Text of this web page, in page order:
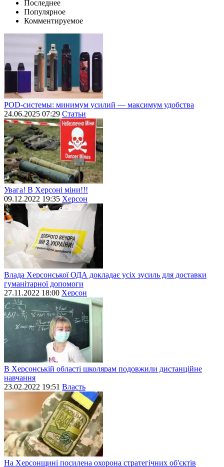
Последнее
Популярное
Комментируемое
POD-системы: минимум усилий — максимум удобства
24.06.2025 07:29 Статьи
Увага! В Херсоні міни!!!
09.12.2022 19:35 Херсон
Влада Херсонської ОДА докладає усіх зусиль для доставки
гуманітарної допомоги
27.11.2022 18:00 Херсон
В Херсонській області школярам подовжили дистанційне
навчання
23.02.2022 19:51 Власть
На Херсонщині посилена охорона стратегічних об'єктів